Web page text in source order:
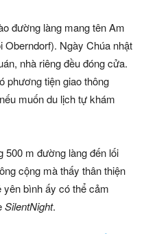
đường làng mang tên Am
Oberndorf). Ngày Chúa nhật
nhà riêng đều đóng cửa.
phương tiện giao thông
muốn du lịch tự khám
500 m đường làng đến lối
cộng mà thấy thân thiện
yên bình ấy có thể cảm
SilentNight.